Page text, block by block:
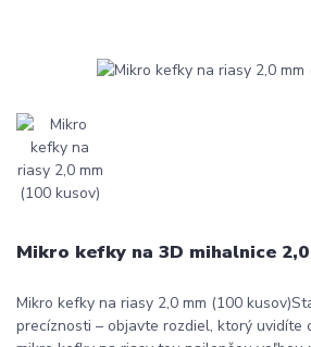
Mikro kefky na 3D mihalnice
Mikro kefky na riasy 2,0 mm (100
precíznosti – objavte rozdiel, ktorý uvidíte